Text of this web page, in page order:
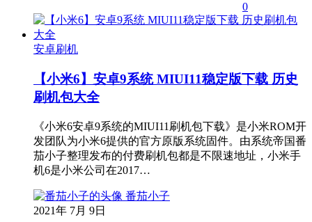
0
安卓刷机
【小米6】安卓9系统 MIUI11稳定版下载 历史
刷机包大全
《小米6安卓9系统的MIUI11刷机包下载》是小米ROM开
发团队为小米6提供的官方原版系统固件。由系统帝国番
茄小子整理发布的付费刷机包都是不限速地址，小米手
机6是小米公司在2017…
番茄小子
2021年 7月 9日